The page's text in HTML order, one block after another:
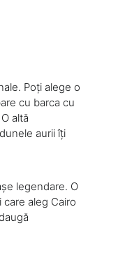
Poți alege o
cu barca cu
altă
aurii îți
legendare. O
aleg Cairo